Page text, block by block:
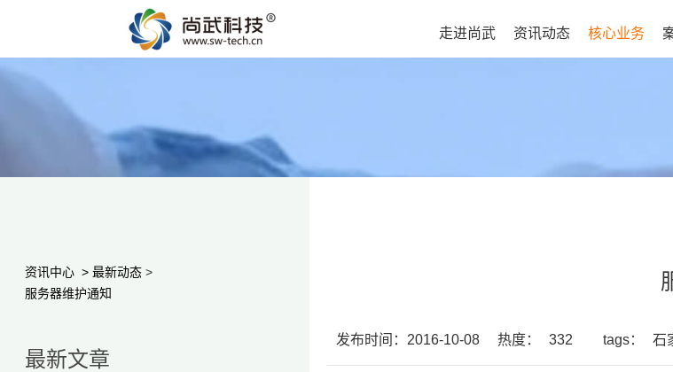
走进尚武 资讯动态 核心业务
资讯中心 > 最新动态 >
服务器维护通知
最新文章
发布时间：2016-10-08 热度： 332 tags： 石